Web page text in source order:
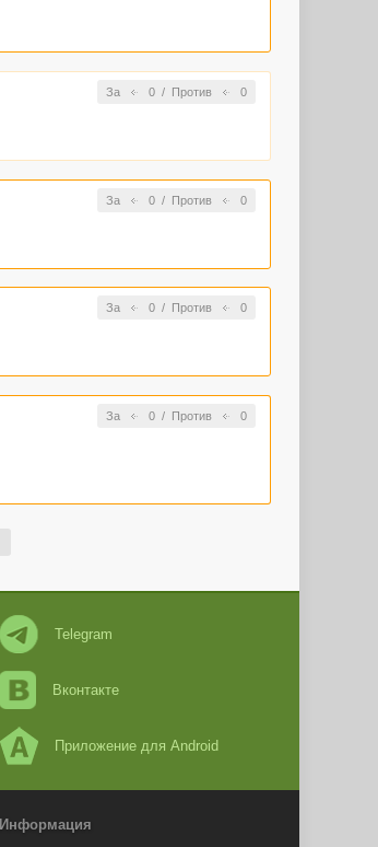
За 0/ Против 0
За 0/ Против 0
За 0/ Против 0
За 0/ Против 0
Telegram
Вконтакте
Приложение для Android
Информация